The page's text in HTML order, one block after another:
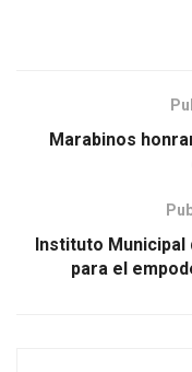
Marabinos
Instituto
para el